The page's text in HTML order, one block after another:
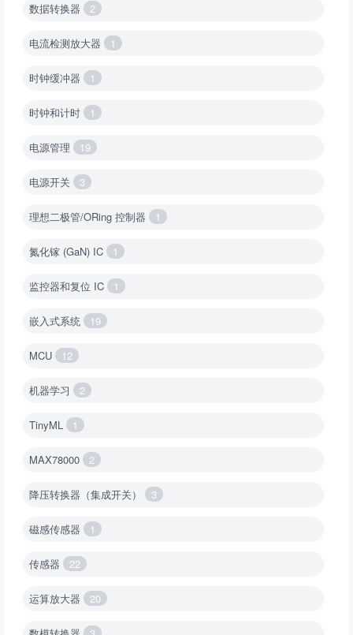
数据转换器 2
电流检测放大器 1
时钟缓冲器 1
时钟和计时 1
电源管理 19
电源开关 3
理想二极管/ORing 控制器 1
氮化镓 (GaN) IC 1
监控器和复位 IC 1
嵌入式系统 19
MCU 12
机器学习 2
TinyML 1
MAX78000 2
降压转换器（集成开关） 3
磁感传感器 1
传感器 22
运算放大器 20